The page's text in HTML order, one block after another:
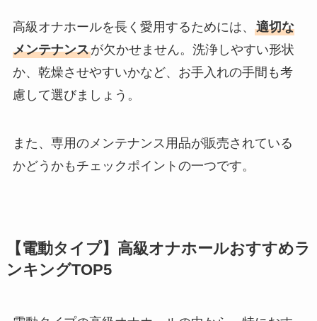
高級オナホールを長く愛用するためには、 適切な
メンテナンスが欠かせません。洗浄しやすい形状
か、乾燥させやすいかなど、お手入れの手間も考
慮して選びましょう。
また、専用のメンテナンス用品が販売されている
かどうかもチェックポイントの一つです。
【電動タイプ】高級オナホールおすすめラ
ンキングTOP5